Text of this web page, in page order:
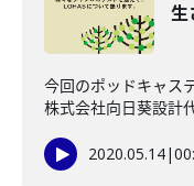
生
今回のポッドキャス
株式会社向日葵設計
2020.05.14|